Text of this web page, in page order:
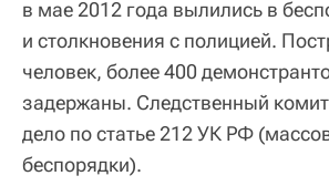
в мае 2012 года вылились в
и столкновения с полицией.
человек, более 400
задержаны. Следственный
дело по статье 212 УК РФ
беспорядки).